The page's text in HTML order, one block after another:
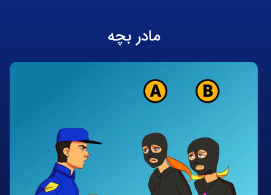
مادر بچه